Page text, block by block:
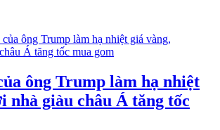
ông Trump làm hạ nhiệt
nhà giàu châu Á tăng tốc